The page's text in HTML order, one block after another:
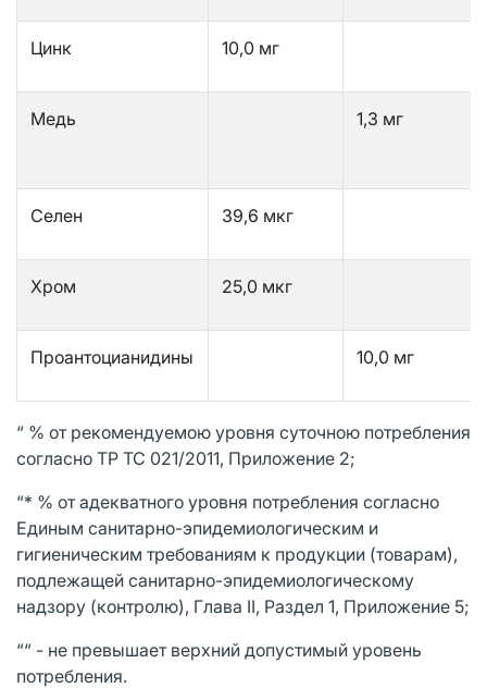
Цинк 10,0 мг
Медь 1,3 мг
Селен 39,6 мкг
Хром 25,0 мкг
Проантоцианидины 10,0 мг
“ % от рекомендуемою уровня суточною потребления
согласно TP TC 021/2011, Приложение 2;
“* % от адекватного уровня потребления согласно
Единым санитарно-эпидемиологическим и
гигиеническим требованиям к продукции (товарам),
подлежащей санитарно-эпидемиологическому
надзору (контролю), Глава II, Раздел 1, Приложение 5;
““ - не превышает верхний допустимый уровень
потребления.